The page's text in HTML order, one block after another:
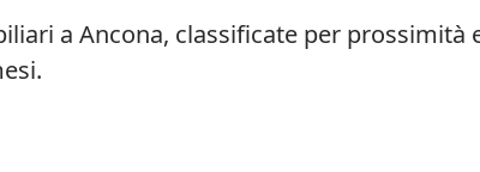
a Ancona, classificate per prossimità